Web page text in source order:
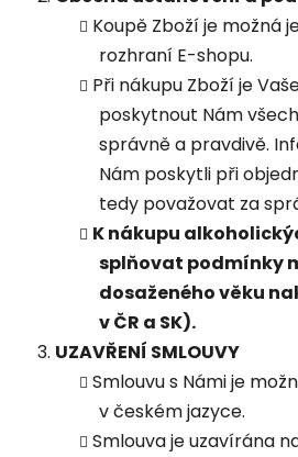
Koupě Zboží je možná
rozhraní E-shopu.
Při nákupu Zboží je
poskytnout Nám
správně a pravdivě.
Nám poskytli při
tedy považovat za
K nákupu
splňovat podmínky
dosaženého věku
v ČR a SK).
UZAVŘENÍ SMLOUVY
Smlouvu s Námi je
v českém jazyce.
Smlouva je uzavírána